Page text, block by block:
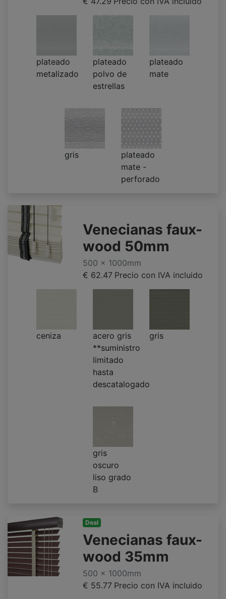
plateado
metalizado
plateado
polvo de
estrellas
plateado
mate
gris
plateado
mate -
perforado
Venecianas faux-
wood 50mm
500 x 1000mm
€ 62.47 Precio con IVA incluido
ceniza
acero gris
**suministro
limitado
hasta
descatalogado
gris
gris
oscuro
liso grado
B
Deal
Venecianas faux-
wood 35mm
500 x 1000mm
€ 55.77 Precio con IVA incluido